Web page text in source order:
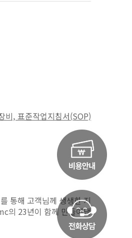
비, 표준작업지침서(SOP)
통해 고객님께 생생한 지
의 23년이 함께 만들어낸